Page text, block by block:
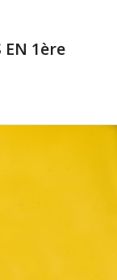
EN 1ère